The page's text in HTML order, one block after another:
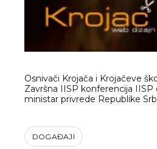
Osnivači Krojača i Krojačeve
Završna IISP konferencija IISP
ministar privrede Republike
DOGAĐAJI